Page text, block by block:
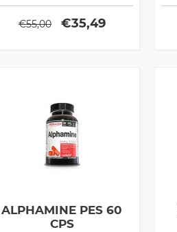
lipolisi
€55,00 €35,49
ALPHAMINE PES 60
CPS